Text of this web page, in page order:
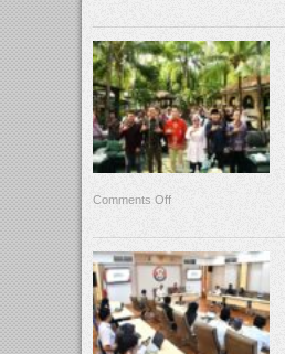
Comments Off